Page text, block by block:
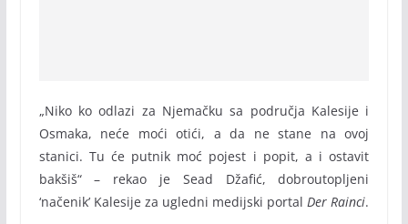
„Niko ko odlazi za Njemačku sa područja Kalesije i
Osmaka, neće moći otići, a da ne stane na ovoj
stanici. Tu će putnik moć pojest i popit, a i ostavit
bakšiš“ – rekao je Sead Džafić, dobroutopljeni
‘načenik’ Kalesije za ugledni medijski portal Der Rainci.